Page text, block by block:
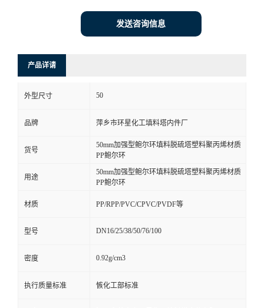
发送咨询信息
产品详请
外型尺寸 50
品牌 萍乡市环星化工填料塔内件厂
货号
50mm加强型鲍尔环填料脱硫塔塑料聚丙烯材质
PP鲍尔环
用途
50mm加强型鲍尔环填料脱硫塔塑料聚丙烯材质
PP鲍尔环
材质 PP/RPP/PVC/CPVC/PVDF等
型号 DN16/25/38/50/76/100
密度 0.92g/cm3
执行质量标准 愱化工部标准